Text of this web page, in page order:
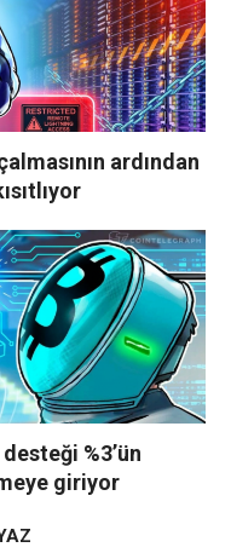
ardından
%3’ün
giriyor